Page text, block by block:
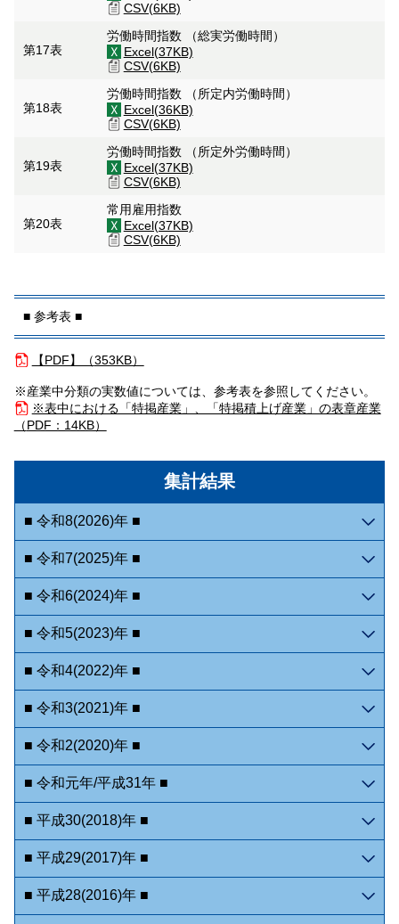
集計結果
■ 令和8(2026)年 ■
■ 令和7(2025)年 ■
■ 令和6(2024)年 ■
■ 令和5(2023)年 ■
■ 令和4(2022)年 ■
■ 令和3(2021)年 ■
■ 令和2(2020)年 ■
■ 令和元年/平成31年 ■
■ 平成30(2018)年 ■
■ 平成29(2017)年 ■
■ 平成28(2016)年 ■
CSV(6KB)
第17表
労働時間指数 （総実労働時間）
Excel(37KB)
CSV(6KB)
第18表
労働時間指数 （所定内労働時間）
Excel(36KB)
CSV(6KB)
第19表
労働時間指数 （所定外労働時間）
Excel(37KB)
CSV(6KB)
第20表
常用雇用指数
Excel(37KB)
CSV(6KB)
■ 参考表 ■
【PDF】（353KB）
※産業中分類の実数値については、参考表を参照してください。
※表中における「特掲産業」、「特掲積上げ産業」の表章産業
（PDF：14KB）